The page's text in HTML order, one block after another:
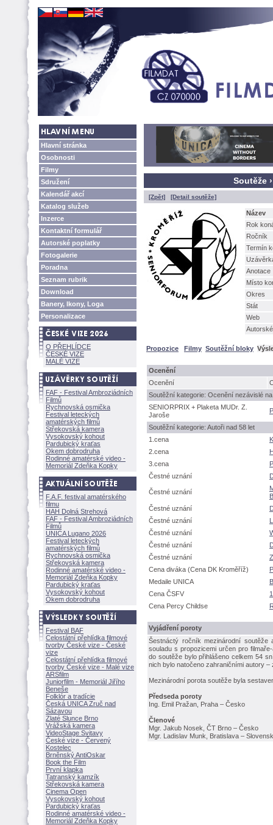
Hlavní stránka
Osobnosti
Filmy
Sdružení
Kalendář akcí
Katalog služeb
Inzerce
Kontaktní formulář
Autorské poplatky
Fotogalerie
Poradna
Seznam rubrik
Download
Banery, Ikony, Loga
Personalizace
O PŘEHLÍDCE
ČESKÉ VIZE
MALÉ VIZE
FAF - Festival Ambroziádních
Filmů
Rychnovská osmička
Festival leteckých
amatérských filmů
Střekovská kamera
Vysokovský kohout
Pardubický kraťas
Okem dobrodruha
Rodinné amatérské video -
Memoriál Zdeňka Kopky
F.A.F. festival amatérského
filmu
HAH Dolná Strehov
FAF - Festival Ambroziádních
Filmů
UNICA Lugano 2026
Festival leteckých
amatérských filmů
Rychnovská osmička
Střekovská kamera
Rodinné amatérské video -
Memoriál Zdeňka Kopky
Pardubický kraťas
Vysokovský kohout
Okem dobrodruha
Festival BAF
Celostátní přehlídka filmové
tvorby České vize - České
vize
Celostátní přehlídka filmové
tvorby České vize - Malé vize
ARSfilm
Juniorfilm - Memoriál Jiřího
Beneše
Folklór a tradície
Česká UNICA Zruč nad
Sázavou
Zlaté Slunce Brno
Vrážská kamera
VideoStage Svitavy
České vize - Červený
Kostelec
Brněnský AntiOskar
Book the Film
První klapka
Tatranský kamzík
Střekovská kamera
Cinema Open
Vysokovský kohout
Pardubický kraťas
Rodinné amatérské video -
Memoriál Zdeňka Kopky
Soutěže
[Zpět] [Detail soutěže]
Název
Rok
Ročník
Termín
Anotace
Místo
Okres
Stát
Web
Propozice Filmy Soutěžní bloky
Ocenění
Ocenění
Soutěžní kategorie: Ocenění nezávislé
SENIORPRIX + Plaketa MUDr. Z.
Jaroše
Soutěžní kategorie: Autoři nad 58 let
1.cena
2.cena
3.cena
Čestné uznání
Čestné uznání
Čestné uznání
Čestné uznání
Čestné uznání
Čestné uznání
Čestné uznání
Cena diváka (Cena DK Kroměříž)
Medaile UNICA
Cena ČSFV
Cena Percy Childse
Vyjádření poroty
estnáctý ročník mezinárodní soutěže
souladu s propozicemi určen pro
do soutěže bylo přihlášeno celkem 54
nich bylo natočeno zahraničními autory
Mezinárodní porota soutěže byla
Předseda poroty
Ing. Emil Pražan, Praha – Česko
Členové
Mgr. Jakub Nosek, ČT Brno – Česko
Mgr. Ladislav Munk, Bratislava –